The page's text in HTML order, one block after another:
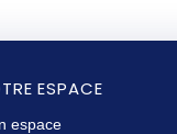
ESPACE
espace